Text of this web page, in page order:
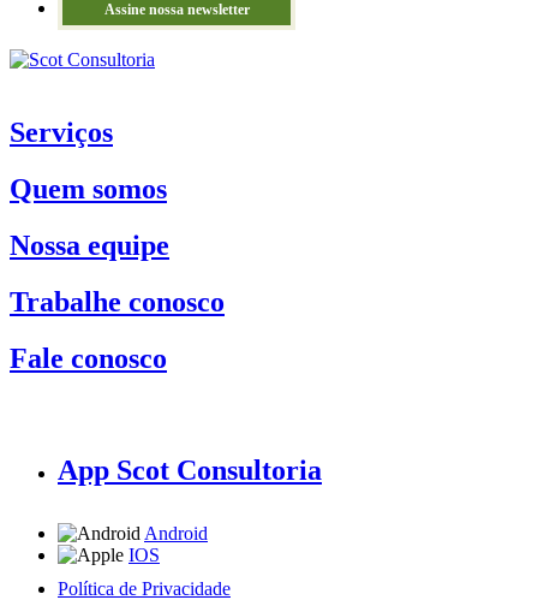
Assine nossa newsletter
Serviços
Quem somos
Nossa equipe
Trabalhe conosco
Fale conosco
App Scot Consultoria
Android
IOS
Política de Privacidade